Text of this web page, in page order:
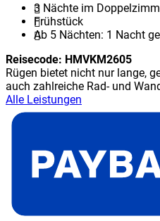
3 Nächte im
Frühstück
Ab 5 Nächten: 1 Nacht
Reisecode: HMVKM2605
Rügen bietet nicht nur lange,
auch zahlreiche Rad- und
Alle Leistungen